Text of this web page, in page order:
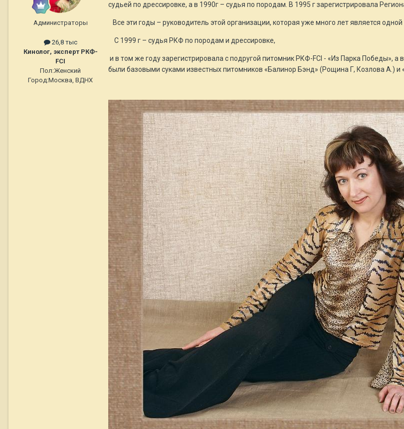
Администраторы
26,8 тыс
Кинолог, эксперт РКФ-
FCI
Пол:Женский
Город:Москва, ВДНХ
судьей по дрессировке, а в 1990г – судья по породам. В 1995 г зарегистрировала
Все эти годы – руководитель этой организации, которая уже много лет является
С 1999 г – судья РКФ по породам и дрессировке,
и в том же году зарегистрировала с подругой питомник РКФ-FCI - «Из Парка Победы»,
были базовыми суками известных питомников «Балинор Бэнд» (Рощина Г, Козлова А.) и